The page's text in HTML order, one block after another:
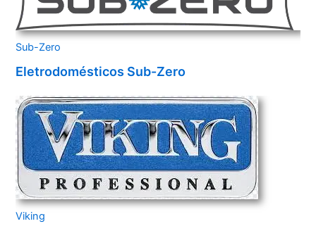
Sub-Zero
Eletrodomésticos Sub-Zero
Viking